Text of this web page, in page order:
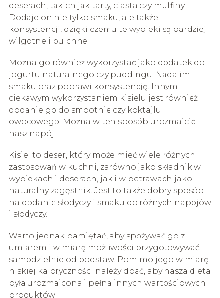
deserach, takich jak tarty, ciasta czy muffiny.
Dodaje on nie tylko smaku, ale także
konsystencji, dzięki czemu te wypieki są bardziej
wilgotne i pulchne.
Można go również wykorzystać jako dodatek do
jogurtu naturalnego czy puddingu. Nada im
smaku oraz poprawi konsystencję. Innym
ciekawym wykorzystaniem kisielu jest również
dodanie go do smoothie czy koktajlu
owocowego. Można w ten sposób urozmaicić
nasz napój.
Kisiel to deser, który może mieć wiele różnych
zastosowań w kuchni, zarówno jako składnik w
wypiekach i deserach, jak i w potrawach jako
naturalny zagęstnik. Jest to także dobry sposób
na dodanie słodyczy i smaku do różnych napojów
i słodyczy.
Warto jednak pamiętać, aby spożywać go z
umiarem i w miarę możliwości przygotowywać
samodzielnie od podstaw. Pomimo jego w miarę
niskiej kaloryczności należy dbać, aby nasza dieta
była urozmaicona i pełna innych wartościowych
produktów.